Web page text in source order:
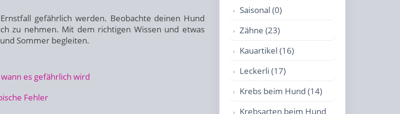
gefährlich werden. Beobachte deinen Hund
zu nehmen. Mit dem richtigen Wissen und etwas
Sommer begleiten.
es gefährlich wird
Fehler
Saisonal (0)
Zähne (23)
Kauartikel (16)
Leckerli (17)
Krebs beim Hund (14)
Krebsarten beim Hund